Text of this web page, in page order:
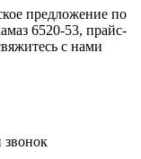
предложение по
6520-53, прайс-
с нами